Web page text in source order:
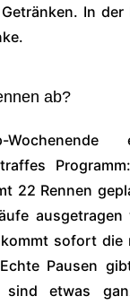
In
ab?
22 Rennen
sofort die
Pausen
sind etwas